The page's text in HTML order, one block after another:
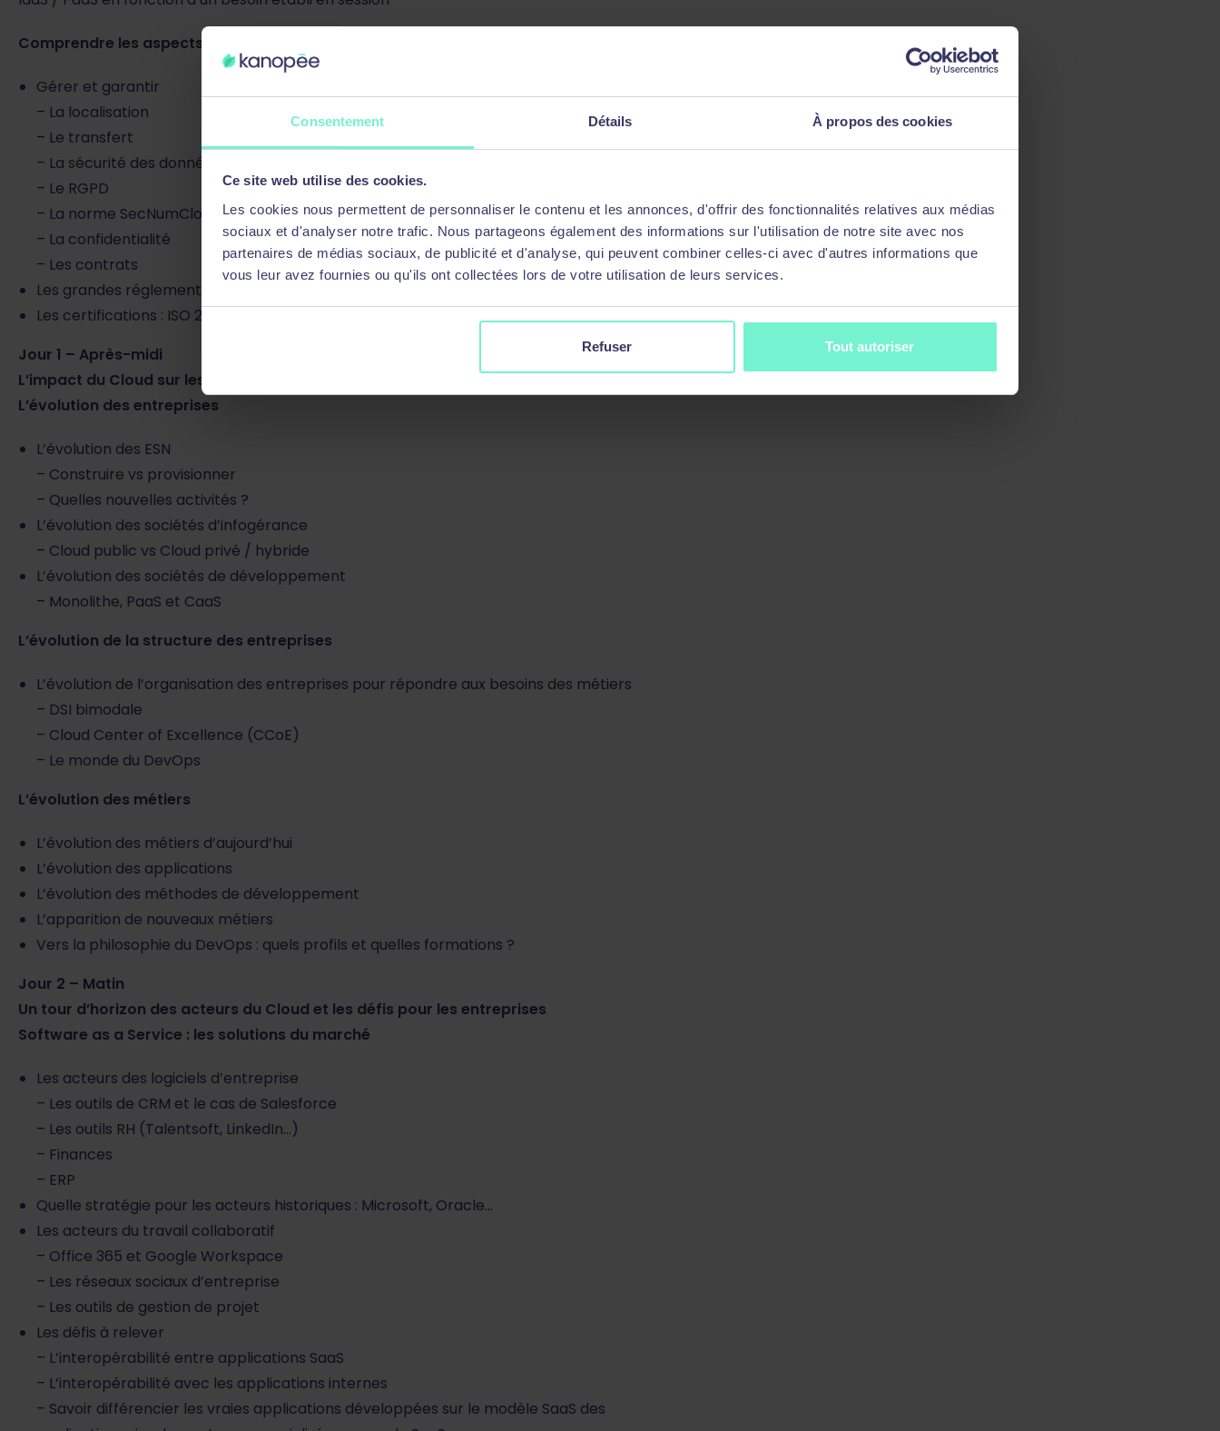
Consentement Détails À propos des cookies
Ce site web utilise des cookies.
Les cookies nous permettent de personnaliser le contenu et les annonces, d'offrir des fonctionnalités relatives aux médias
sociaux et d'analyser notre trafic. Nous partageons également des informations sur l'utilisation de notre site avec nos
partenaires de médias sociaux, de publicité et d'analyse, qui peuvent combiner celles-ci avec d'autres informations que
vous leur avez fournies ou qu'ils ont collectées lors de votre utilisation de leurs services.
Refuser Tout autoriser
Comprendre les aspects juridiques et la sécurité
Gérer et garantir
– La localisation
– Le transfert
– La sécurité des données
– Le RGPD
– La norme SecNumCloud
– La confidentialité
– Les contrats
Les grandes réglementations : HDS, directives européennes, DORA, NIS2, Cloud Act…
Les certifications : ISO 27001, 27002, 27005, 27018…
Jour 1 – Après-midi
L’impact du Cloud sur les entreprises
L’évolution des entreprises
L’évolution des ESN
– Construire vs provisionner
– Quelles nouvelles activités ?
L’évolution des sociétés d’infogérance
– Cloud public vs Cloud privé / hybride
L’évolution des sociétés de développement
– Monolithe, PaaS et CaaS
L’évolution de la structure des entreprises
L’évolution de l’organisation des entreprises pour répondre aux besoins des métiers
– DSI bimodale
– Cloud Center of Excellence (CCoE)
– Le monde du DevOps
L’évolution des métiers
L’évolution des métiers d’aujourd’hui
L’évolution des applications
L’évolution des méthodes de développement
L’apparition de nouveaux métiers
Vers la philosophie du DevOps : quels profils et quelles formations ?
Jour 2 – Matin
Un tour d’horizon des acteurs du Cloud et les défis pour les entreprises
Software as a Service : les solutions du marché
Les acteurs des logiciels d’entreprise
– Les outils de CRM et le cas de Salesforce
– Les outils RH (Talentsoft, LinkedIn…)
– Finances
– ERP
Quelle stratégie pour les acteurs historiques : Microsoft, Oracle…
Les acteurs du travail collaboratif
– Office 365 et Google Workspace
– Les réseaux sociaux d’entreprise
– Les outils de gestion de projet
Les défis à relever
– L’interopérabilité entre applications SaaS
– L’interopérabilité avec les applications internes
– Savoir différencier les vraies applications développées sur le modèle SaaS des